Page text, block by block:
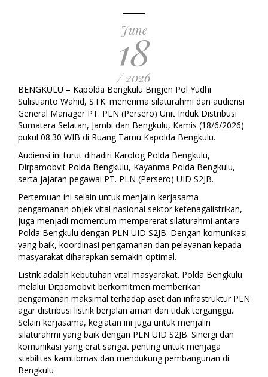
June
18
/ 2026
BENGKULU – Kapolda Bengkulu Brigjen Pol Yudhi
Sulistianto Wahid, S.I.K. menerima silaturahmi dan audiensi
General Manager PT. PLN (Persero) Unit Induk Distribusi
Sumatera Selatan, Jambi dan Bengkulu, Kamis (18/6/2026)
pukul 08.30 WIB di Ruang Tamu Kapolda Bengkulu.
Audiensi ini turut dihadiri Karolog Polda Bengkulu,
Dirpamobvit Polda Bengkulu, Kayanma Polda Bengkulu,
serta jajaran pegawai PT. PLN (Persero) UID S2JB.
Pertemuan ini selain untuk menjalin kerjasama
pengamanan objek vital nasional sektor ketenagalistrikan,
juga menjadi momentum mempererat silaturahmi antara
Polda Bengkulu dengan PLN UID S2JB. Dengan komunikasi
yang baik, koordinasi pengamanan dan pelayanan kepada
masyarakat diharapkan semakin optimal.
Listrik adalah kebutuhan vital masyarakat. Polda Bengkulu
melalui Ditpamobvit berkomitmen memberikan
pengamanan maksimal terhadap aset dan infrastruktur PLN
agar distribusi listrik berjalan aman dan tidak terganggu.
Selain kerjasama, kegiatan ini juga untuk menjalin
silaturahmi yang baik dengan PLN UID S2JB. Sinergi dan
komunikasi yang erat sangat penting untuk menjaga
stabilitas kamtibmas dan mendukung pembangunan di
Bengkulu